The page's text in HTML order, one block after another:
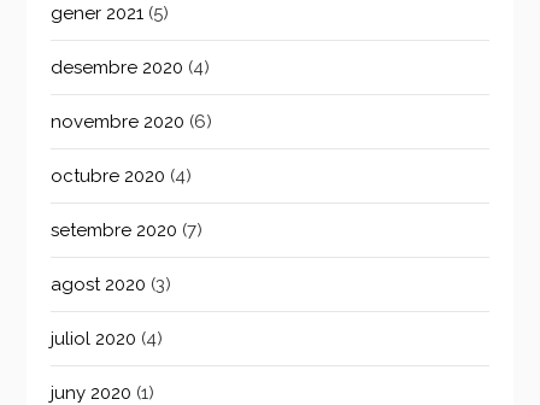
gener 2021 (5)
desembre 2020 (4)
novembre 2020 (6)
octubre 2020 (4)
setembre 2020 (7)
agost 2020 (3)
juliol 2020 (4)
juny 2020 (1)